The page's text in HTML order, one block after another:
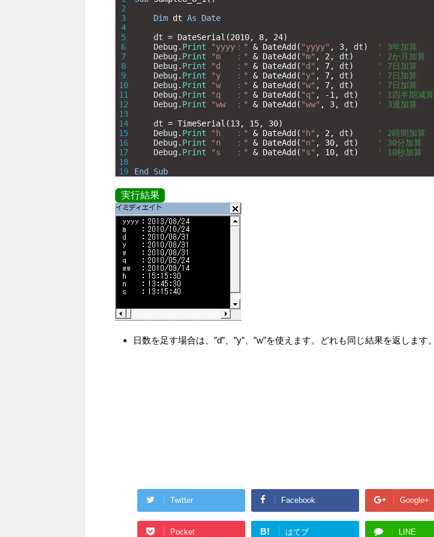
2
3
4
5
6
7
8
9
10
11
12
13
14
15
16
17
18
19
Dim dt As
Date
dt = DateSerial (2010, 8, 24)
Debug . Print "yyyy：" & DateAdd( "yyyy" , 3, dt)
' 3年加算
Debug . Print "m   ：" & DateAdd( "m" , 2 , dt)
' 2か月加算
Debug . Print "d   ：" & DateAdd( "d" , 7, dt)
' 7日加算
Debug . Print "y   ：" & DateAdd( "y" , 7, dt)
' 7日加算
Debug . Print "w   ：" & DateAdd( "w" , 7, dt)
' 7日加算
Debug . Print "q   ：" & DateAdd( "q" , -1 , dt)
' 1四半期減算
Debug . Print "ww  ：" & DateAdd( "ww" , 3, dt)
' 3週加算
dt = TimeSerial (13, 15, 30)
Debug . Print "h   ：" & DateAdd( "h" , 2 , dt)
' 2時間加算
Debug . Print "n   ：" & DateAdd( "n" , 30, dt)
' 30分加算
Debug . Print "s   ：" & DateAdd( "s" , 10, dt)
' 10秒加算
End Sub
実行結果
日数を足す場合は、”d”、”y”、”w”を使えます。どれも同じ結果を返します。
Twitter Facebook Google+
Pocket B! はてブ LINE